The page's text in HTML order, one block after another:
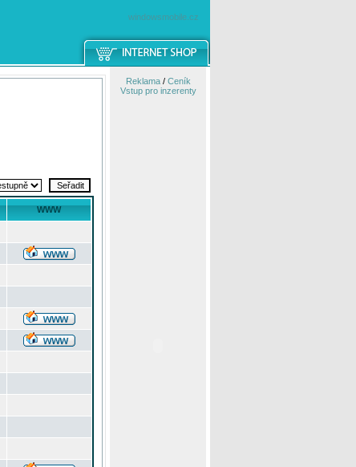
windowsmobile.cz
WWW
Reklama/ Ceník
Vstup pro inzerenty